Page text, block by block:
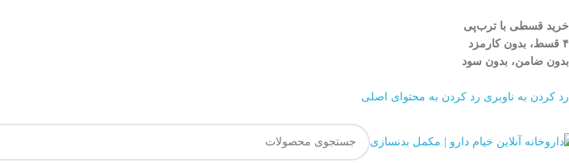
خرید قسطی با ترب‌پی
۴ قسط، بدون کارمزد
بدون ضامن، بدون سود
رد کردن به ناوبری رد کردن به محتوای اصلی